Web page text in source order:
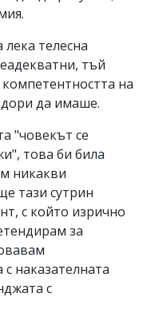
телесна
тъй
на
дори да имаше.
"човекът се
това би била
никакви
тази сутрин
с който изрично
за
наказателната
с